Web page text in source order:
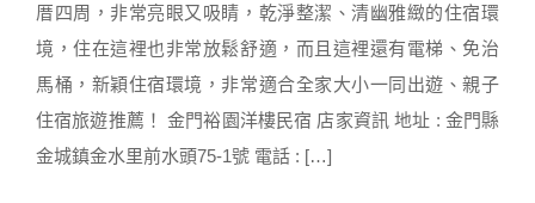
厝四周，非常亮眼又吸睛，乾淨整潔、清幽雅緻的住宿環
境，住在這裡也非常放鬆舒適，而且這裡還有電梯、免治
馬桶，新穎住宿環境，非常適合全家大小一同出遊、親子
住宿旅遊推薦！ 金門裕園洋樓民宿 店家資訊 地址 : 金門縣
金城鎮金水里前水頭75-1號 電話 : […]